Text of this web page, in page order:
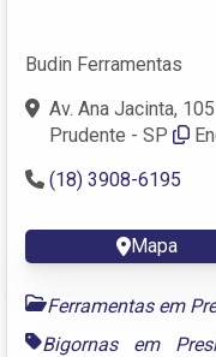
Budin Ferramentas
Av. Ana Jacinta,
Prudente - SP
(18) 3908-6195
Mapa
Ferramentas em
Bigornas em